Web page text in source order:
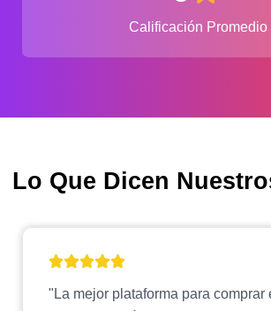
Calificación Promedio
Lo Que Dicen
"La mejor plataforma para comprar